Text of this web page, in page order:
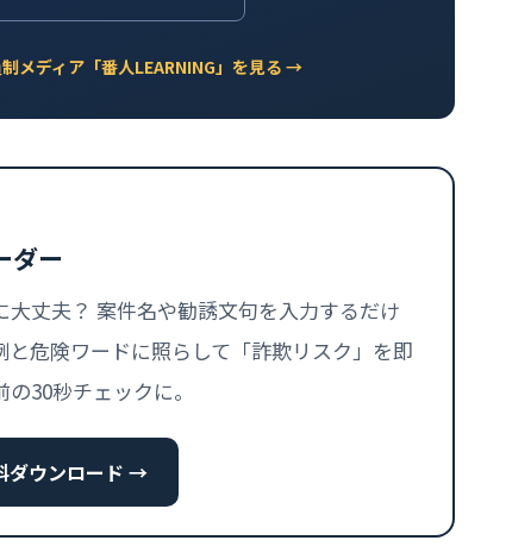
メディア「番人LEARNING」を見る →
ダー
大丈夫？ 案件名や勧誘文句を入力するだけ
と危険ワードに照らして「詐欺リスク」を即
30秒チェックに。
ダウンロード →